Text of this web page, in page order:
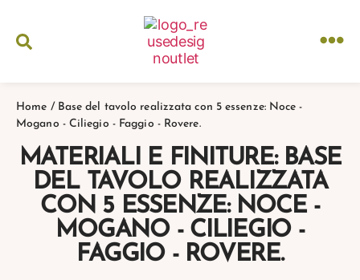
Home / Base del tavolo realizzata con 5 essenze: Noce -
Mogano - Ciliegio - Faggio - Rovere.
MATERIALI E FINITURE: BASE
DEL TAVOLO REALIZZATA
CON 5 ESSENZE: NOCE -
MOGANO - CILIEGIO -
FAGGIO - ROVERE.